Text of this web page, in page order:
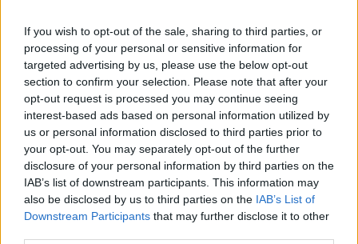
If you wish to opt-out of the sale, sharing to third parties, or
processing of your personal or sensitive information for
targeted advertising by us, please use the below opt-out
section to confirm your selection. Please note that after your
opt-out request is processed you may continue seeing
interest-based ads based on personal information utilized by
us or personal information disclosed to third parties prior to
your opt-out. You may separately opt-out of the further
disclosure of your personal information by third parties on the
IAB’s list of downstream participants. This information may
also be disclosed by us to third parties on the IAB’s List of
Downstream Participants that may further disclose it to other
IGAZI RITKASÁG: KILENC NAPPAL KORÁBBAN
NYITJÁK MEG A FELÚJÍTÁS ALATT ÁLLÓ HECSEI ÚTI
FELÜLJÁRÓT
Hétfőn hajnali négy órától ismét minden közlekedő használhatja
az átkelőt, az autóbuszok is visszatérnek eredeti útvonalukra.
Szólj hozzá!